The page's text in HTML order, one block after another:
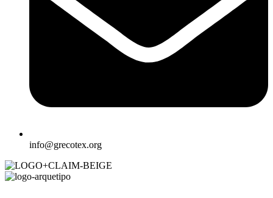
info@grecotex.org